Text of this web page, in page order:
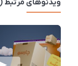
ویدئوهای مرتبط (5)